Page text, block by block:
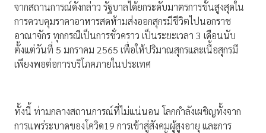
จากสถานการณ์ดังกล่าว รัฐบาลได้ยกระดับมาตรการขั้นสูงสุดใน
การควบคุมราคาอาหารสดห้ามส่งออกสุกรมีชีวิตไปนอกราช
อาณาจักร ทุกกรณีเป็นการชั่วคราว เป็นระยะเวลา 3 เดือนนับ
ตั้งแต่วันที่ 5 มกราคม 2565 เพื่อให้ปริมาณสุกรและเนื้อสุกรมี
เพียงพอต่อการบริโภคภายในประเทศ
ทั้งนี้ ท่ามกลางสถานการณ์ที่ไม่แน่นอน โลกกำลังเผชิญทั้งจาก
การแพร่ระบาดของโควิด19 การเข้าสู่สังคมผู้สูงอายุ และการ